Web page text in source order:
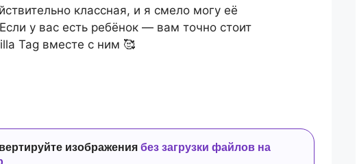
классная, и я смело могу её
у вас есть ребёнок — вам точно стоит
Tag вместе с ним 🥰
изображения без загрузки файлов на